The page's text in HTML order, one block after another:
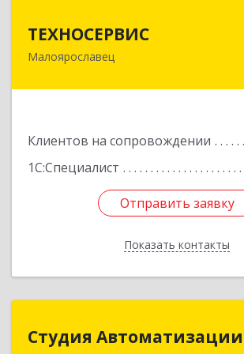
ТЕХНОСЕРВИС
Малоярославец
Клиентов на сопровождении
1С:Специалист
Отправить заявку
Показать контакты
249094, Калужская обл,
Отправить заявку
Назад
Студия Автоматизации